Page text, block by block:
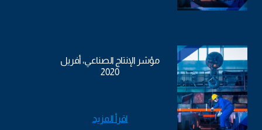
مؤشر الإنتاج الصناعي، أفريل
2020
اقرأ المزيد